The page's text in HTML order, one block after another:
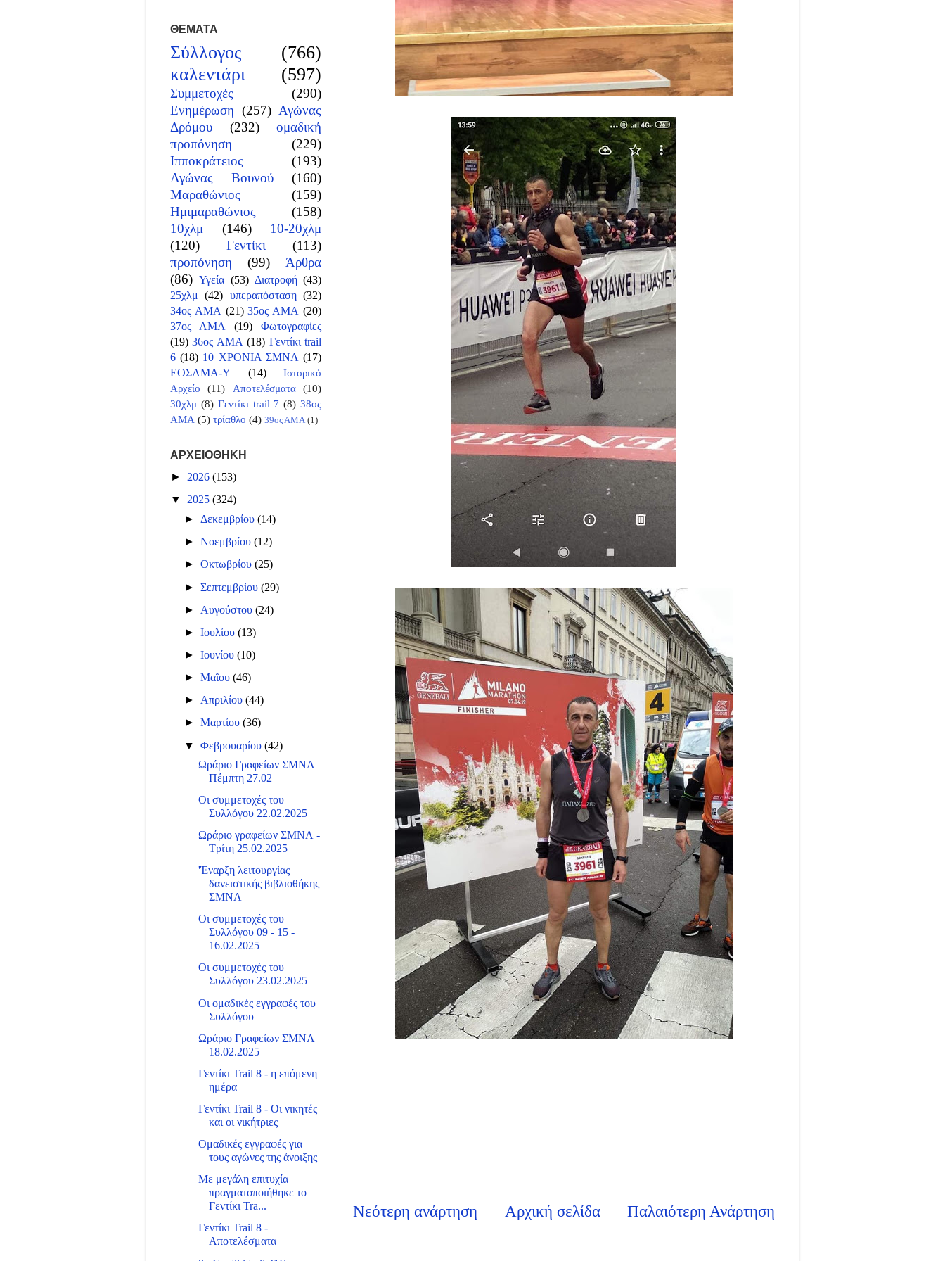
Νεότερη ανάρτηση Παλαιότερη Ανάρτηση
Αρχική σελίδα
ΘΕΜΑΤΑ
Σύλλογος
(766)
καλεντάρι
(597)
Συμμετοχές
(290)
Ενημέρωση (257) Αγώνας
Δρόμου
(232)
ομαδική
προπόνηση
(229)
Ιπποκράτειος
(193)
Αγώνας Βουνού
(160)
Μαραθώνιος
(159)
Ημιμαραθώνιος
(158)
10χλμ
(146)
10-20χλμ
(120)
Γεντίκι
(113)
προπόνηση
(99)
Άρθρα
(86) Υγεία (53) Διατροφή (43)
25χλμ (42) υπεραπόσταση (32)
34ος ΑΜΑ (21) 35ος ΑΜΑ (20)
37ος ΑΜΑ
(19)
Φωτογραφίες
(19) 36ος ΑΜΑ (18) Γεντίκι trail
6 (18) 10 ΧΡΟΝΙΑ ΣΜΝΛ (17)
ΕΟΣΛΜΑ-Υ
(14)
Ιστορικό
Αρχείο
(11) Αποτελέσματα
(10)
30χλμ (8) Γεντίκι trail 7 (8) 38ος
ΑΜΑ (5) τρίαθλο (4) 39ος ΑΜΑ (1)
ΑΡΧΕΙΟΘΗΚΗ
► 2026 (153)
▼ 2025 (324)
► Δεκεμβρίου(14)
►Νοεμβρίου(12)
►Οκτωβρίου(25)
►Σεπτεμβρίου(29)
► Αυγούστου(24)
►Ιουλίου(13)
►Ιουνίου(10)
►Μαΐου(46)
► Απριλίου(44)
►Μαρτίου(36)
▼Φεβρουαρίου(42)
Ωράριο Γραφείων ΣΜΝΛ
Πέμπτη 27.02
Οι συμμετοχές του
Συλλόγου 22.02.2025
Ωράριο γραφείων ΣΜΝΛ -
Τρίτη 25.02.2025
'Έναρξη λειτουργίας
δανειστικής βιβλιοθήκης
ΣΜΝΛ
Οι συμμετοχές του
Συλλόγου 09 - 15 -
16.02.2025
Οι συμμετοχές του
Συλλόγου 23.02.2025
Οι ομαδικές εγγραφές του
Συλλόγου
Ωράριο Γραφείων ΣΜΝΛ
18.02.2025
Γεντίκι Trail 8 - η επόμενη
ημέρα
Γεντίκι Trail 8 - Οι νικητές
και οι νικήτριες
Ομαδικές εγγραφές για
τους αγώνες της άνοιξης
Με μεγάλη επιτυχία
πραγματοποιήθηκε το
Γεντίκι Tra...
Γεντίκι Trail 8 -
Αποτελέσματα